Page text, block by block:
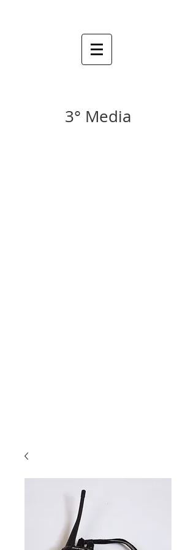
3° Media